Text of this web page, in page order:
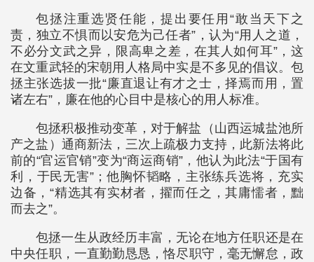
包拯注重选贤任能，提出要任用“敢当天下之
责，独立不惧而以安危为己任者”，认为“用人之道，
不必分文武之异，限高卑之差，在其人如何耳”，这
在文重武轻的宋朝用人格局中实是不多见的倡议。包
拯主张选拔一批“廉直退让有才之士，择焉而用，置
诸左右”，廉在他的心目中是核心的用人标准。
包拯积极推动变革，对于解盐（山西运城盐池所
产之盐）通商新法，三次上疏极力支持，此新法将此
前的“官运官销”变为“商运商销”，他认为此法“于国有
利，于民无害”；他胸怀韬略，主张练兵选将，充实
边备，“精选其有实材者，擢而任之，其庸懦者，黜
而去之”。
包拯一生从政经历丰富，无论在地方任职还是在
中央任职，一直勤勤恳恳，恪尽职守，毫无懈怠，政